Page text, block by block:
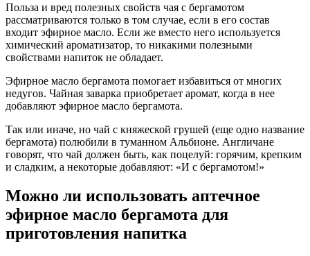
Польза и вред полезных свойств чая с бергамотом
рассматриваются только в том случае, если в его состав
входит эфирное масло. Если же вместо него используется
химический ароматизатор, то никакими полезными
свойствами напиток не обладает.
Эфирное масло бергамота помогает избавиться от многих
недугов. Чайная заварка приобретает аромат, когда в нее
добавляют эфирное масло бергамота.
Так или иначе, но чай с княжеской грушей (еще одно название
бергамота) полюбили в туманном Альбионе. Англичане
говорят, что чай должен быть, как поцелуй: горячим, крепким
и сладким, а некоторые добавляют: «И с бергамотом!»
Можно ли использовать аптечное
эфирное масло бергамота для
приготовления напитка